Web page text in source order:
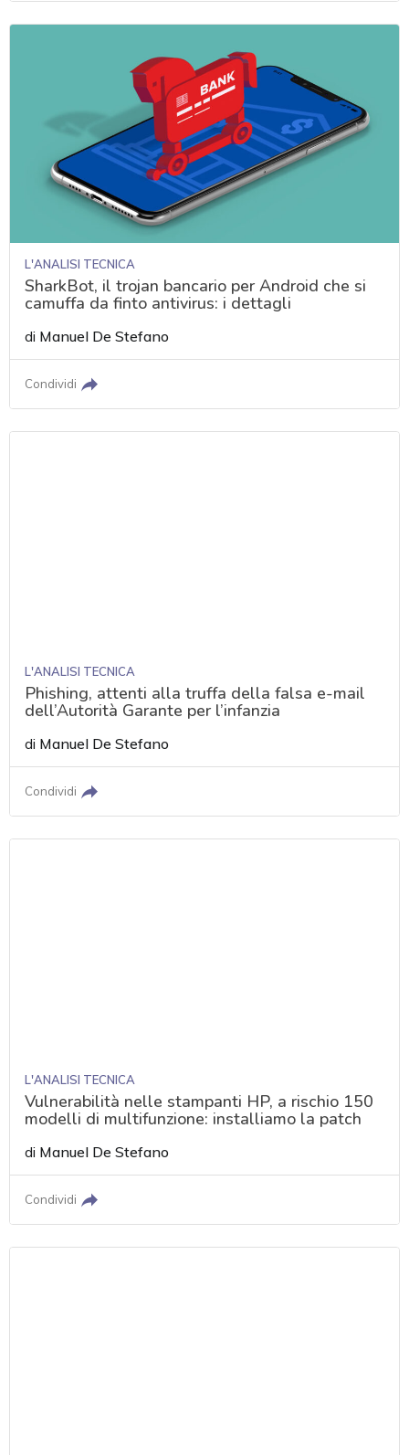
L'ANALISI TECNICA
SharkBot, il trojan bancario per Android che si
camuffa da finto antivirus: i dettagli
di Manuel De Stefano
Condividi
L'ANALISI TECNICA
Phishing, attenti alla truffa della falsa e-mail
dell’Autorità Garante per l’infanzia
di Manuel De Stefano
Condividi
L'ANALISI TECNICA
Vulnerabilità nelle stampanti HP, a rischio 150
modelli di multifunzione: installiamo la patch
di Manuel De Stefano
Condividi